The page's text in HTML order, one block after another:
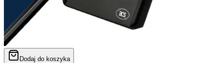
Dodaj do koszyka